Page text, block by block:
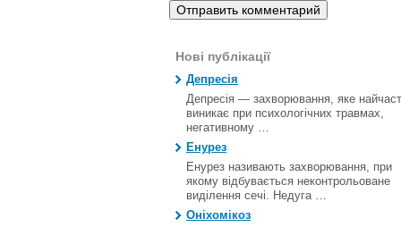
Нові публікації
Депресія
Депресія — захворювання, яке
виникає при психологічних травмах,
негативному …
Енурез
Енурез називають захворювання, при
якому відбувається неконтрольоване
виділення сечі. Недуга …
Оніхомікоз